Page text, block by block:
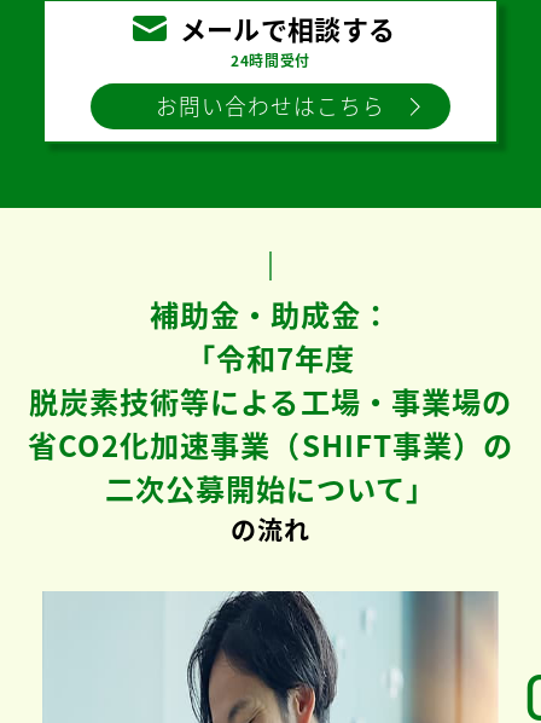
メールで相談する
24時間受付
お問い合わせはこちら
補助金・助成金：
「令和7年度
脱炭素技術等による工場・事業場の
省CO2化加速事業（SHIFT事業）の
二次公募開始について」
の流れ